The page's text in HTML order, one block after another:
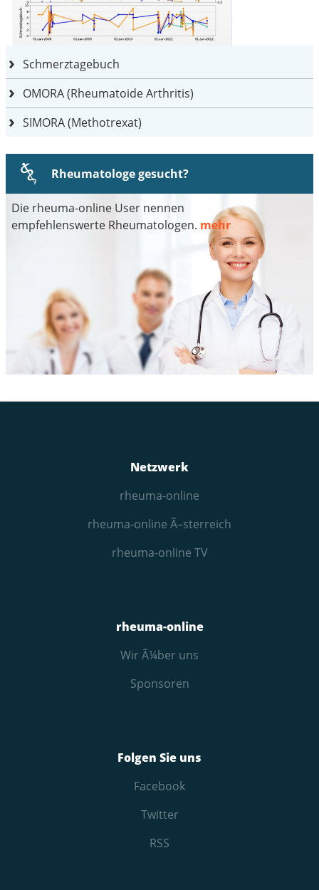
Schmerztagebuch
OMORA (Rheumatoide Arthritis)
SIMORA (Methotrexat)
Rheumatologe gesucht?
Die rheuma-online User nennen
empfehlenswerte Rheumatologen. mehr
Netzwerk
rheuma-online
rheuma-online Ã–sterreich
rheuma-online TV
rheuma-online
Wir Ã¼ber uns
Sponsoren
Folgen Sie uns
Facebook
Twitter
RSS